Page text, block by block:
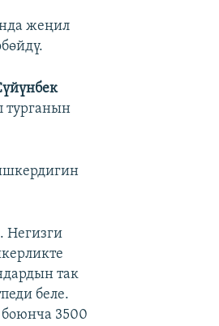
жеңил
турганын
Негизги
так
беле.
3500